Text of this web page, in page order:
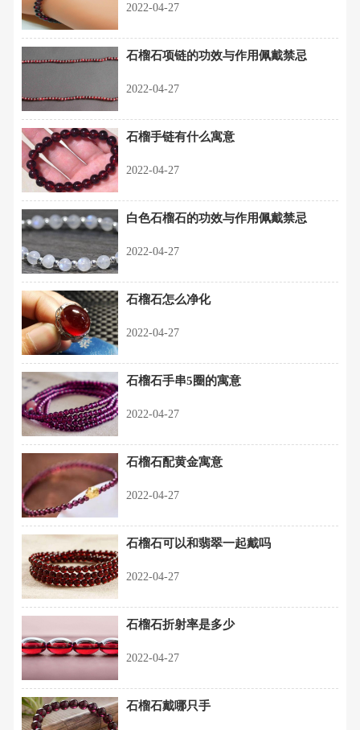
2022-04-27
石榴石项链的功效与作用佩戴禁忌
2022-04-27
石榴手链有什么寓意
2022-04-27
白色石榴石的功效与作用佩戴禁忌
2022-04-27
石榴石怎么净化
2022-04-27
石榴石手串5圈的寓意
2022-04-27
石榴石配黄金寓意
2022-04-27
石榴石可以和翡翠一起戴吗
2022-04-27
石榴石折射率是多少
2022-04-27
石榴石戴哪只手